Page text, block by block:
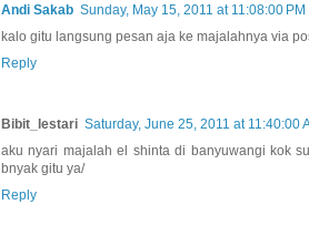
Andi Sakab Sunday, May 15, 2011 at 11:08:00 PM
kalo gitu langsung pesan aja ke majalahnya via
Reply
Bibit_lestari Saturday, June 25, 2011 at 11:40:00
aku nyari majalah el shinta di banyuwangi kok
bnyak gitu ya/
Reply